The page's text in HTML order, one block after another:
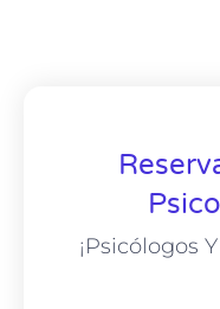
¡Psicólogos